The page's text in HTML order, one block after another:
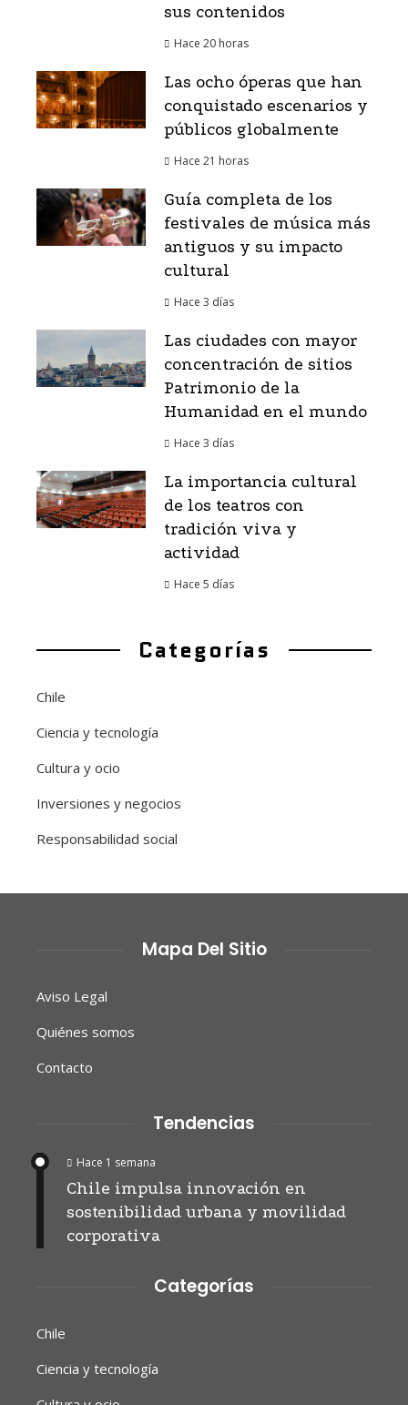
sus contenidos
Hace 20 horas
Las ocho óperas que han
conquistado escenarios y
públicos globalmente
Hace 21 horas
Guía completa de los
festivales de música más
antiguos y su impacto
cultural
Hace 3 días
Las ciudades con mayor
concentración de sitios
Patrimonio de la
Humanidad en el mundo
Hace 3 días
La importancia cultural
de los teatros con
tradición viva y
actividad
Hace 5 días
Categorías
Chile
Ciencia y tecnología
Cultura y ocio
Inversiones y negocios
Responsabilidad social
Mapa Del Sitio
Aviso Legal
Quiénes somos
Contacto
Tendencias
Hace 1 semana
Chile impulsa innovación en
sostenibilidad urbana y movilidad
corporativa
Categorías
Chile
Ciencia y tecnología